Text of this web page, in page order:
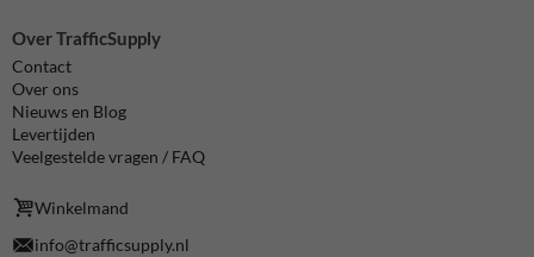
Over TrafficSupply
Contact
Over ons
Nieuws en Blog
Levertijden
Veelgestelde vragen / FAQ
Winkelmand
info@trafficsupply.nl